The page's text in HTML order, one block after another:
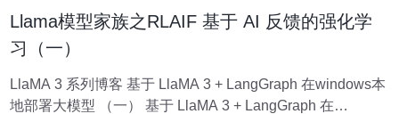
Llama模型家族之RLAIF 基于 AI 反馈的强化学
习（一）
LlaMA 3 系列博客 基于 LlaMA 3 + LangGraph 在windows本
地部署大模型 （一） 基于 LlaMA 3 + LangGraph 在